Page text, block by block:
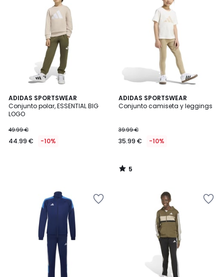
ADIDAS SPORTSWEAR
Conjunto polar, ESSENTIAL BIG
LOGO
49.99 €
44.99 € -10%
ADIDAS SPORTSWEAR
Conjunto camiseta y leggings
39.99 €
35.99 € -10%
5
/
5
/